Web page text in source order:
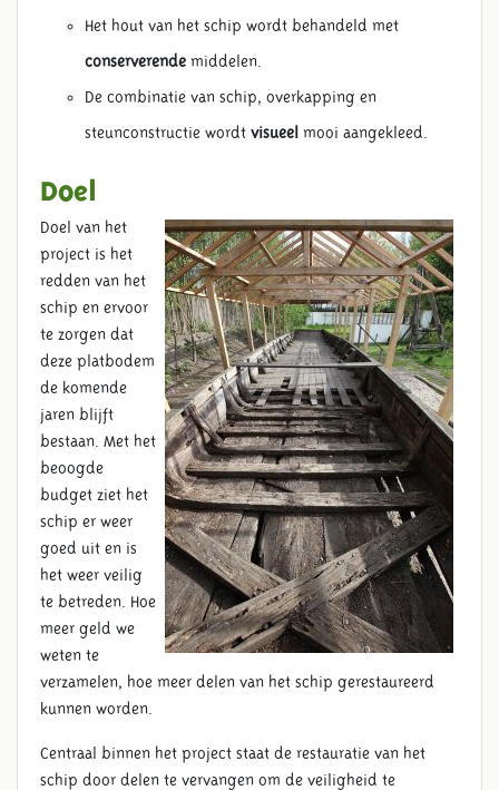
Het hout van het schip wordt behandeld met
conserverende middelen.
De combinatie van schip, overkapping en
steunconstructie wordt visueel mooi aangekleed.
Doel
Doel van het
project is het
redden van het
schip en ervoor
te zorgen dat
deze platbodem
de komende
jaren blijft
bestaan. Met het
beoogde
budget ziet het
schip er weer
goed uit en is
het weer veilig
te betreden. Hoe
meer geld we
weten te
verzamelen, hoe meer delen van het schip gerestaureerd
kunnen worden.
Centraal binnen het project staat de restauratie van het
schip door delen te vervangen om de veiligheid te